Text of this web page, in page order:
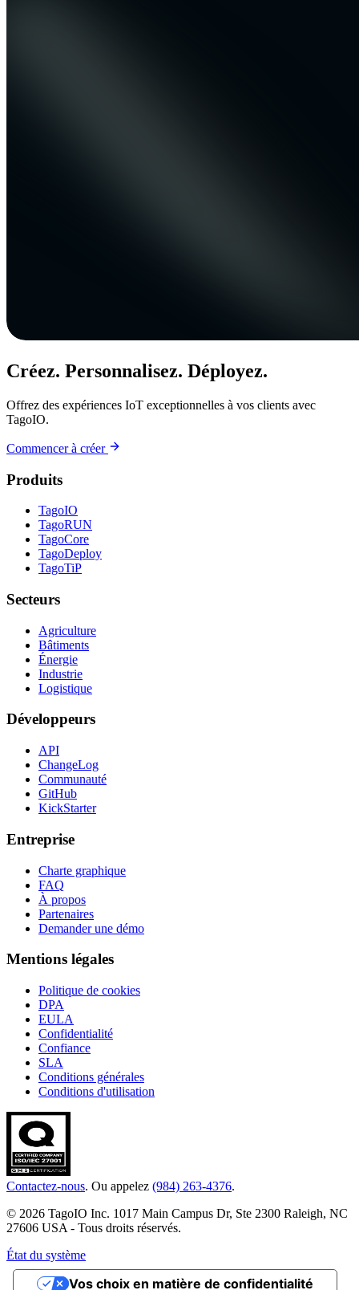
Créez. Personnalisez. Déployez.
Offrez des expériences IoT exceptionnelles à vos clients avec
TagoIO.
Commencer à créer
Produits
TagoIO
TagoRUN
TagoCore
TagoDeploy
TagoTiP
Secteurs
Agriculture
Bâtiments
Énergie
Industrie
Logistique
Développeurs
API
ChangeLog
Communauté
GitHub
KickStarter
Entreprise
Charte graphique
FAQ
À propos
Partenaires
Demander une démo
Mentions légales
Politique de cookies
DPA
EULA
Confidentialité
Confiance
SLA
Conditions générales
Conditions d'utilisation
Contactez-nous. Ou appelez (984) 263-4376.
© 2026 TagoIO Inc. 1017 Main Campus Dr, Ste 2300 Raleigh, NC
27606 USA - Tous droits réservés.
État du système
Vos choix en matière de confidentialité